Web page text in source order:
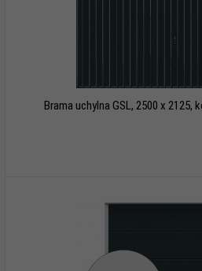
Brama uchylna GSL, 2500 x 2125,